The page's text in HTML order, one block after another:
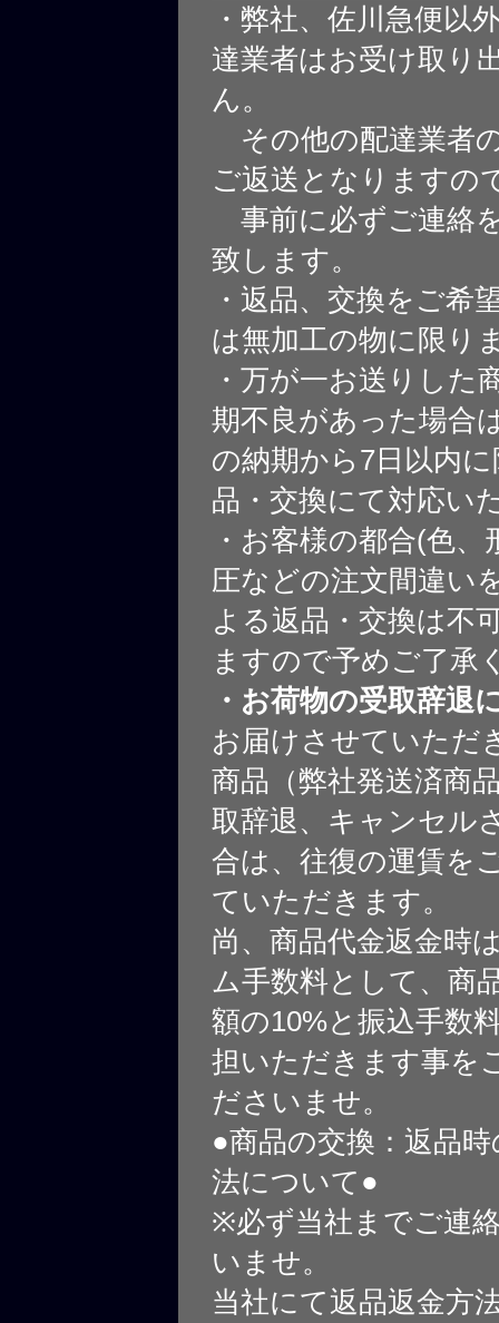
・弊社、佐川急便以
達業者はお受け取り
ん。
その他の配達業者
ご返送となりますの
事前に必ずご連絡
致します。
・返品、交換をご希
は無加工の物に限り
・万が一お送りした
期不良があった場合
の納期から7日以内
品・交換にて対応い
・お客様の都合(色、
圧などの注文間違い
よる返品・交換は不
ますので予めご了承
・お荷物の受取辞退
お届けさせていただ
商品（弊社発送済商
取辞退、キャンセル
合は、往復の運賃を
ていただきます。
尚、商品代金返金時
ム手数料として、商
額の10%と振込手数
担いただきます事を
ださいませ。
●商品の交換：返品
法について●
※必ず当社までご連
いませ。
当社にて返品返金方